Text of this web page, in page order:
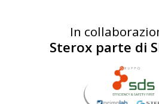
In
Sterox parte di